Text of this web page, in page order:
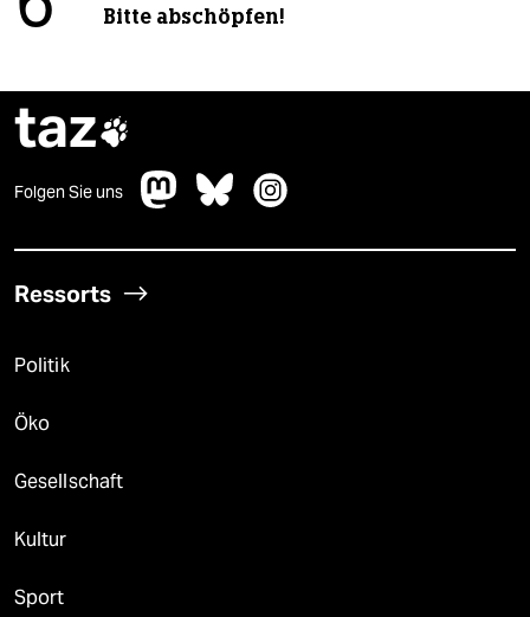
Bitte abschöpfen!
taz
Folgen Sie uns
Ressorts
Politik
Öko
Gesellschaft
Kultur
Sport